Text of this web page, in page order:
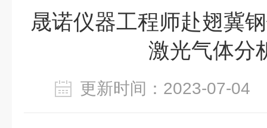
晟诺仪器工程师赴翅冀
激光气体分
更新时间：2023-07-